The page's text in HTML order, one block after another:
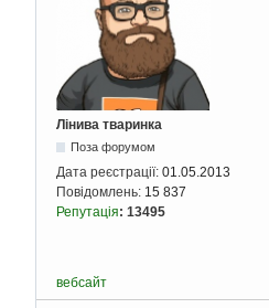
Лінива тваринка
Поза форумом
Дата реєстрації: 01.05.2013
Повідомлень: 15 837
Репутація: 13495
вебсайт